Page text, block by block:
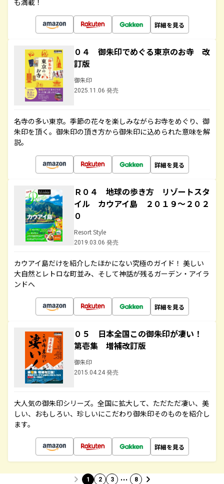
も満載！
詳細を見る
０４ 御朱印でめぐる東京のお寺 改
訂版
御朱印
2025.11.06 発売
名寺の多い東京。季節の花々を楽しみながらお寺をめぐり、御
朱印を頂く。御朱印の頂き方から御朱印に込められた意味を解
説。
詳細を見る
Ｒ０４ 地球の歩き方 リゾートスタ
イル カウアイ島 ２０１９～２０２
０
Resort Style
2019.03.06 発売
カウアイ島だけを紹介したほかにない究極のガイド！ 美しい
大自然とレトロな町並み、そして神話が残るガーデン・アイラ
ンドへ
詳細を見る
０５ 日本全国この御朱印が凄い！
第壱集 増補改訂版
御朱印
2015.04.24 発売
大人気の御朱印シリーズ。全国に拡大して、ただただ凄い、美
しい、おもしろい、珍しいにこだわり御朱印そのものを紹介し
ます。
詳細を見る
1 2 3 … 8